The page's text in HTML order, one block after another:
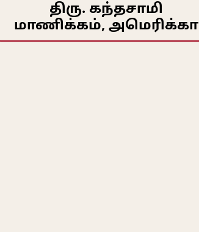
திரு. கந்தசாமி
மாணிக்கம், அமெரிக்கா